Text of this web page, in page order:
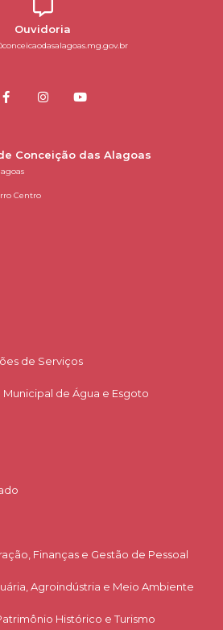
Ouvidoria
Conceição das Alagoas
Centro
de Serviços​
de Água e Esgoto
Finanças e Gestão de Pessoal
Agroindústria e Meio Ambiente
Histórico e Turismo